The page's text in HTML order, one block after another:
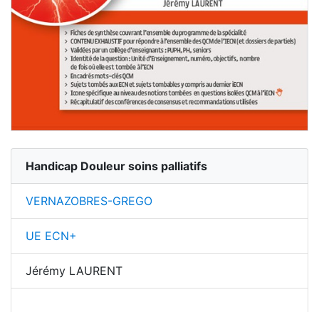
Handicap Douleur soins palliatifs
VERNAZOBRES-GREGO
UE ECN+
Jérémy LAURENT